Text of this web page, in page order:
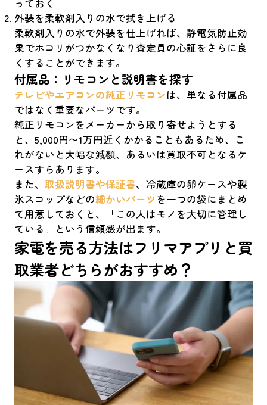
っておく
外装を柔軟剤入りの水で拭き上げる
柔軟剤入りの水で外装を仕上げれば、静電気防止効
果でホコリがつかなくなり査定員の心証をさらに良
くすることができます。
付属品：リモコンと説明書を探す
テレビやエアコンの純正リモコンは、単なる付属品
ではなく重要なパーツです。
純正リモコンをメーカーから取り寄せようとする
と、5,000円〜1万円近くかかることもあるため、こ
れがないと大幅な減額、あるいは買取不可となるケ
ースすらあります。
また、 取扱説明書や保証書、冷蔵庫の卵ケースや製
氷スコップなどの細かいパーツを一つの袋にまとめ
て用意しておくと、「この人はモノを大切に管理し
ている」という信頼感が出ます。
家電を売る方法はフリマアプリと買
取業者どちらがおすすめ？